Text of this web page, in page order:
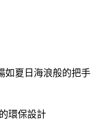
如夏日海浪般的把手
環保設計